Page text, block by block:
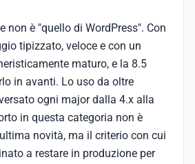
non è "quello di WordPress". Con
tipizzato, veloce e con un
maturo, e la 8.5
in avanti. Lo uso da oltre
ogni major dalla 4.x alla
in questa categoria non è
novità, ma il criterio con cui
a restare in produzione per